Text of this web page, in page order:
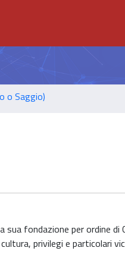
o Saggio)
fondazione per ordine di
privilegi e particolari